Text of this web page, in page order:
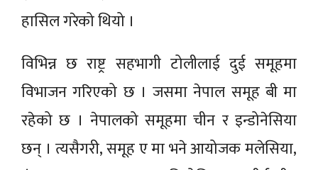
हासिल गरेको थियो ।
विभिन्न छ राष्ट्र सहभागी टोलीलाई दुई समूहमा
विभाजन गरिएको छ । जसमा नेपाल समूह बी मा
रहेको छ । नेपालको समूहमा चीन र इन्डोनेसिया
छन् । त्यसैगरी, समूह ए मा भने आयोजक मलेसिया,